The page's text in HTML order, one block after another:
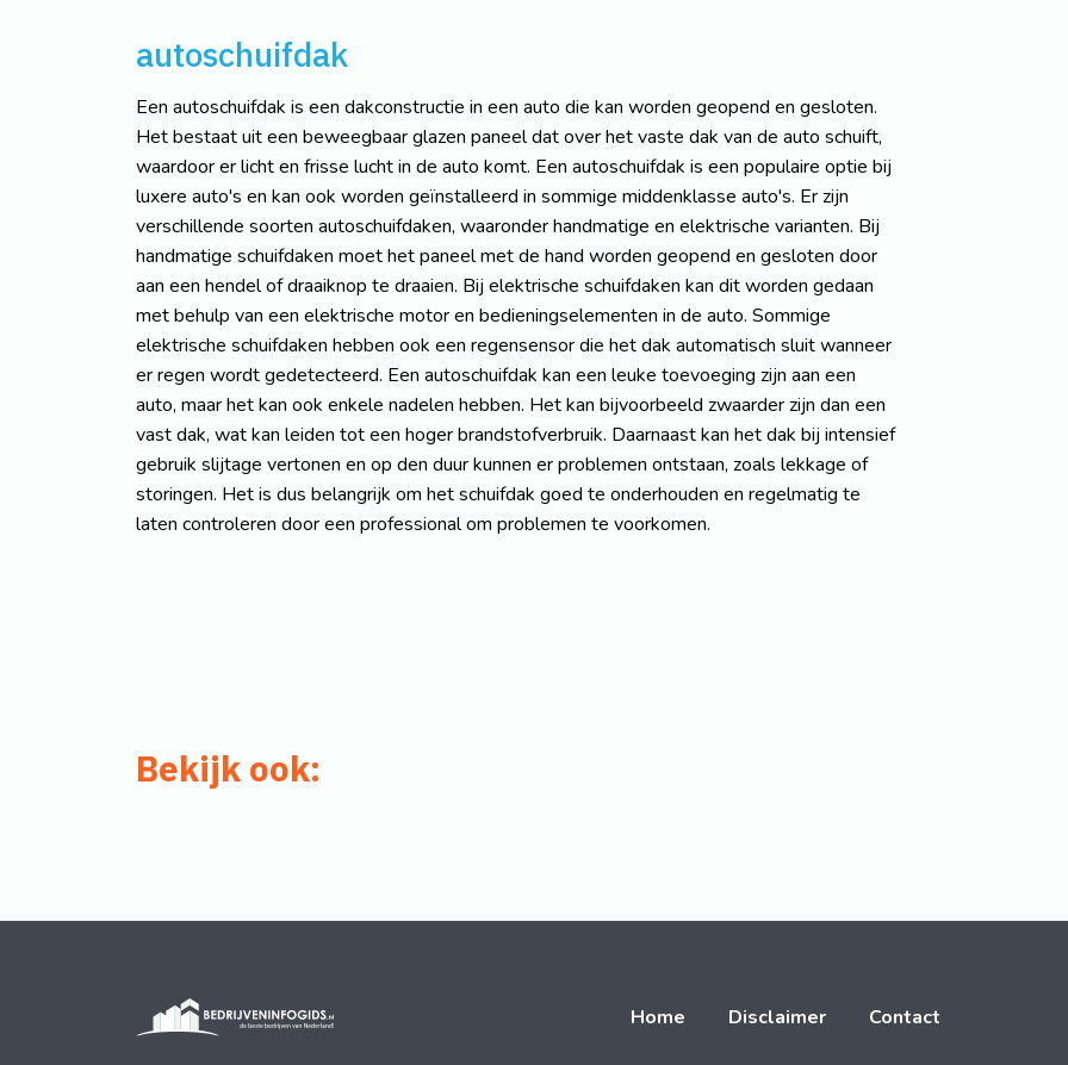
autoschuifdak
Een autoschuifdak is een dakconstructie in een auto die kan worden geopend en gesloten.
Het bestaat uit een beweegbaar glazen paneel dat over het vaste dak van de auto schuift,
waardoor er licht en frisse lucht in de auto komt. Een autoschuifdak is een populaire optie bij
luxere auto's en kan ook worden geïnstalleerd in sommige middenklasse auto's. Er zijn
verschillende soorten autoschuifdaken, waaronder handmatige en elektrische varianten. Bij
handmatige schuifdaken moet het paneel met de hand worden geopend en gesloten door
aan een hendel of draaiknop te draaien. Bij elektrische schuifdaken kan dit worden gedaan
met behulp van een elektrische motor en bedieningselementen in de auto. Sommige
elektrische schuifdaken hebben ook een regensensor die het dak automatisch sluit wanneer
er regen wordt gedetecteerd. Een autoschuifdak kan een leuke toevoeging zijn aan een
auto, maar het kan ook enkele nadelen hebben. Het kan bijvoorbeeld zwaarder zijn dan een
vast dak, wat kan leiden tot een hoger brandstofverbruik. Daarnaast kan het dak bij intensief
gebruik slijtage vertonen en op den duur kunnen er problemen ontstaan, zoals lekkage of
storingen. Het is dus belangrijk om het schuifdak goed te onderhouden en regelmatig te
laten controleren door een professional om problemen te voorkomen.
Bekijk ook:
Home Disclaimer Contact